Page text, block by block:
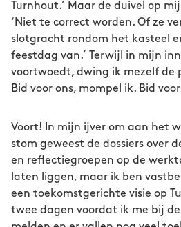
Turnhout.’ Maar de duivel op
‘Niet te correct worden. Of ze
slotgracht rondom het kasteel
feestdag van.’ Terwijl in mijn
voortwoedt, dwing ik mezelf de
Bid voor ons, mompel ik. Bid
Voort! In mijn ijver om aan het
stom geweest de dossiers over
en reflectiegroepen op de
laten liggen, maar ik ben
een toekomstgerichte visie op
twee dagen voordat ik me bij